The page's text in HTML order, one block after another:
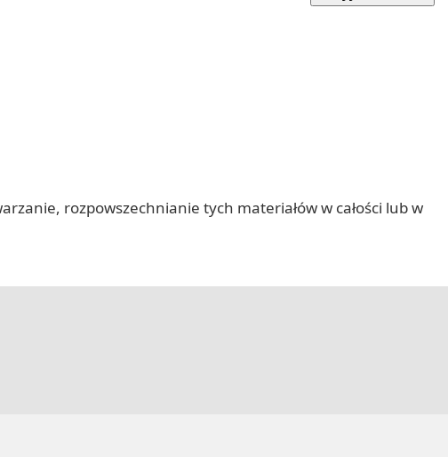
rozpowszechnianie tych materiałów w całości lub w